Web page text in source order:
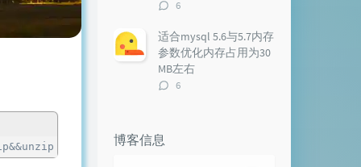
master.zip&&yum install epel-release -
评
数：
6
适合mysql 5.6与5.7内存
参数优化内存占用为30
MB左右
评
6
博客信息